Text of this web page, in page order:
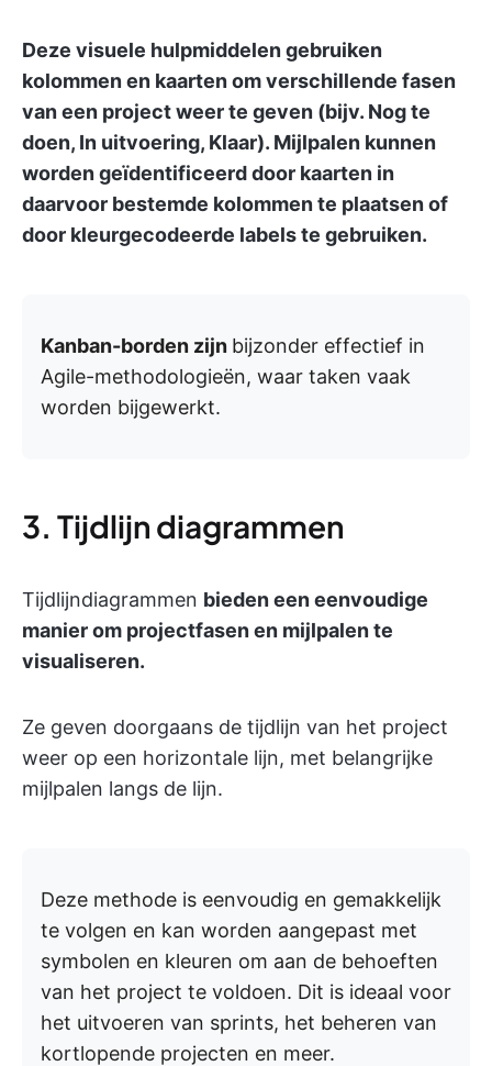
Deze visuele hulpmiddelen gebruiken
kolommen en kaarten om verschillende fasen
van een project weer te geven (bijv. Nog te
doen, In uitvoering, Klaar). Mijlpalen kunnen
worden geïdentificeerd door kaarten in
daarvoor bestemde kolommen te plaatsen of
door kleurgecodeerde labels te gebruiken.
Kanban-borden zijn bijzonder effectief in
Agile-methodologieën, waar taken vaak
worden bijgewerkt.
3. Tijdlijn diagrammen
Tijdlijndiagrammen bieden een eenvoudige
manier om projectfasen en mijlpalen te
visualiseren.
Ze geven doorgaans de tijdlijn van het project
weer op een horizontale lijn, met belangrijke
mijlpalen langs de lijn.
Deze methode is eenvoudig en gemakkelijk
te volgen en kan worden aangepast met
symbolen en kleuren om aan de behoeften
van het project te voldoen. Dit is ideaal voor
het uitvoeren van sprints, het beheren van
kortlopende projecten en meer.